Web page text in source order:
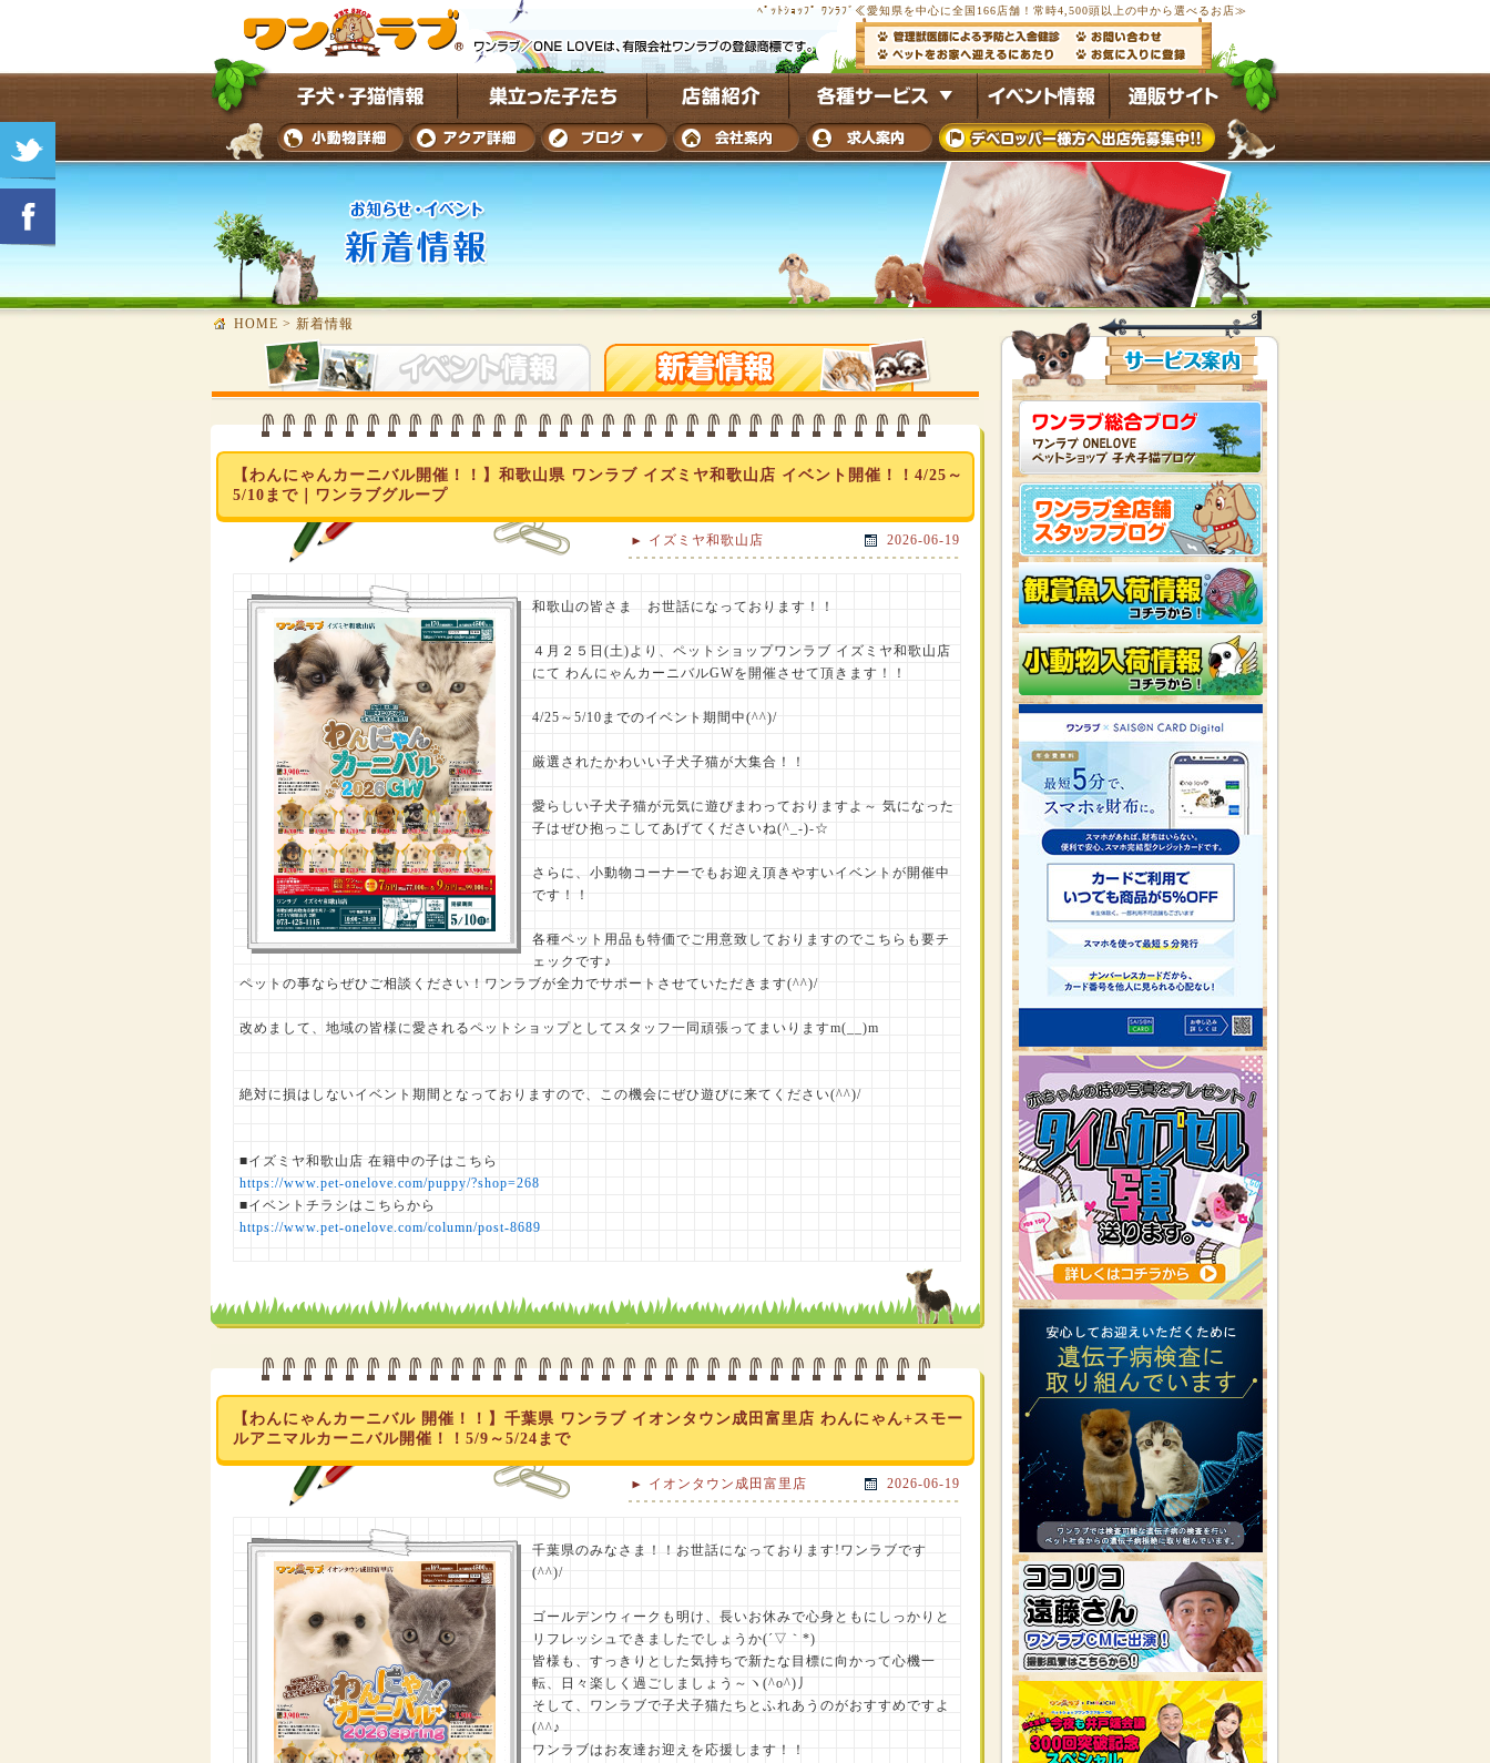
ﾍﾟｯﾄｼｮｯﾌﾟ ﾜﾝﾗﾌﾞ≪愛知県を中心に全国166店舗！常時4,500頭以上の中から選べるお店≫
HOME > 新着情報
【わんにゃんカーニバル開催！！】和歌山県 ワンラブ イズミヤ和歌山店 イベント開催！！4/25～
5/10まで｜ワンラブグループ
イズミヤ和歌山店 2026-06-19
和歌山の皆さま お世話になっております！！
４月２５日(土)より、ペットショップワンラブ イズミヤ和歌山店
にて わんにゃんカーニバルGWを開催させて頂きます！！
4/25～5/10までのイベント期間中(^^)/
厳選されたかわいい子犬子猫が大集合！！
愛らしい子犬子猫が元気に遊びまわっておりますよ～ 気になった
子はぜひ抱っこしてあげてくださいね(^_-)-☆
さらに、小動物コーナーでもお迎え頂きやすいイベントが開催中
です！！
各種ペット用品も特価でご用意致しておりますのでこちらも要チ
ェックです♪
ペットの事ならぜひご相談ください！ワンラブが全力でサポートさせていただきます(^^)/
改めまして、地域の皆様に愛されるペットショップとしてスタッフ一同頑張ってまいりますm(__)m
絶対に損はしないイベント期間となっておりますので、この機会にぜひ遊びに来てください(^^)/
■イズミヤ和歌山店 在籍中の子はこちら
https://www.pet-onelove.com/puppy/?shop=268
■イベントチラシはこちらから
https://www.pet-onelove.com/column/post-8689
【わんにゃんカーニバル 開催！！】千葉県 ワンラブ イオンタウン成田富里店 わんにゃん+スモー
ルアニマルカーニバル開催！！5/9～5/24まで
イオンタウン成田富里店 2026-06-19
千葉県のみなさま！！お世話になっております!ワンラブです
(^^)/
ゴールデンウィークも明け、長いお休みで心身ともにしっかりと
リフレッシュできましたでしょうか(´▽｀*)
皆様も、すっきりとした気持ちで新たな目標に向かって心機一
転、日々楽しく過ごしましょう～ヽ(^o^)丿
そして、ワンラブで子犬子猫たちとふれあうのがおすすめですよ
(^^♪
ワンラブはお友達お迎えを応援します！！